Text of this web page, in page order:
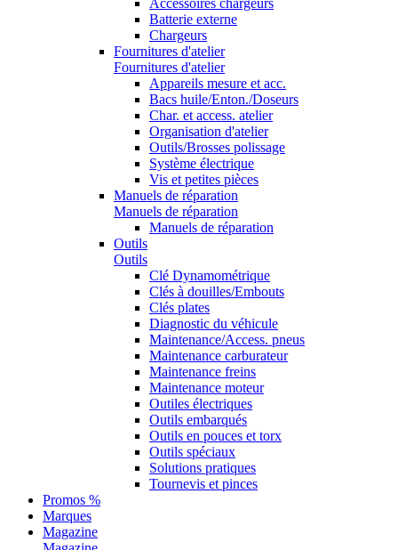
Accessoires chargeurs
Batterie externe
Chargeurs
Fournitures d'atelier
Fournitures d'atelier
Appareils mesure et acc.
Bacs huile/Enton./Doseurs
Char. et access. atelier
Organisation d'atelier
Outils/Brosses polissage
Système électrique
Vis et petites pièces
Manuels de réparation
Manuels de réparation
Manuels de réparation
Outils
Outils
Clé Dynamométrique
Clés à douilles/Embouts
Clés plates
Diagnostic du véhicule
Maintenance/Access. pneus
Maintenance carburateur
Maintenance freins
Maintenance moteur
Outiles électriques
Outils embarqués
Outils en pouces et torx
Outils spéciaux
Solutions pratiques
Tournevis et pinces
Promos %
Marques
Magazine